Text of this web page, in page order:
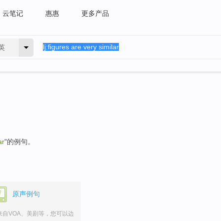
云笔记 惠惠 更多产品
"的例句。
原声例句
自VOA、美剧等，您可以边